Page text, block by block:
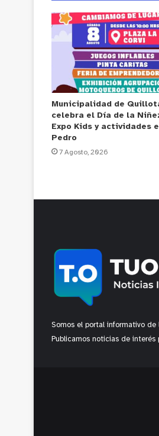
Municipalidad de
celebra el Día de la
Expo Kids y actividades
Pedro
7 Agosto, 2026
Somos el portal informativo de
Publicamos noticias de interés